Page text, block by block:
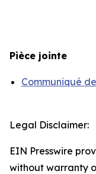
Pièce jointe
Communiqué
Legal Disclaimer:
EIN Presswire
without warranty